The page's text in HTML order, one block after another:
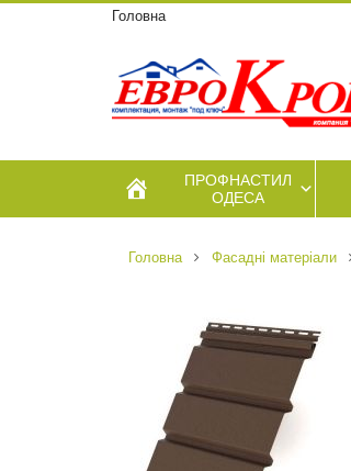
Головна
ПРОФНАСТИЛ
ОДЕСА
Головна Фасадні матеріали